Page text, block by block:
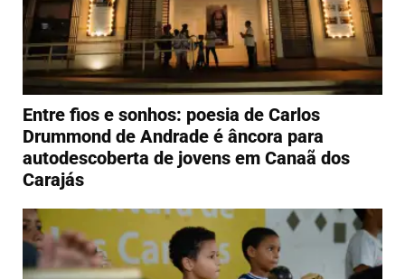
Entre fios e sonhos: poesia de Carlos
Drummond de Andrade é âncora para
autodescoberta de jovens em Canaã dos
Carajás